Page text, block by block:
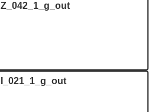
Z_042_1_g_out
I_021_1_g_out